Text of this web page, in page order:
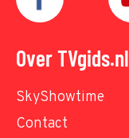
Over TVgids.nl
SkyShowtime
Contact